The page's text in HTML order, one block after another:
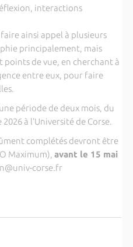
interactions
ainsi appel à plusieurs
principalement, mais
points de vue, en cherchant à
entre eux, pour faire
période de deux mois, du
à l’Université de Corse.
complétés devront être
Maximum), avant le 15 mai
corse.fr